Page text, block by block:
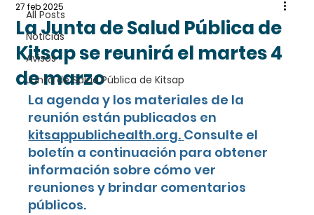
All Posts
Noticias
Avisos
Junta de Salud Pública de Kitsap
La Junta de Salud Pública de
Kitsap se reunirá el martes 4
de marzo
27 feb 2025
La agenda y los materiales de la
reunión están publicados en
kitsappublichealth.org. Consulte el
boletín a continuación para obtener
información sobre cómo ver
reuniones y brindar comentarios
públicos.